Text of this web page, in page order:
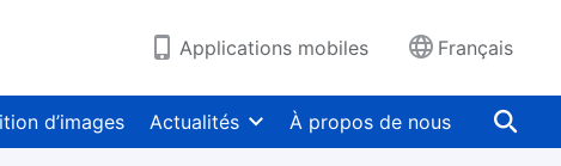
Applications mobiles Français
d’images Actualités À propos de nous